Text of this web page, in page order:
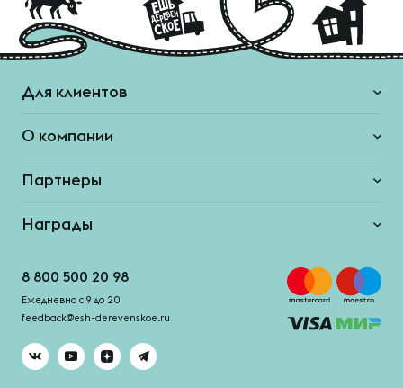
Для клиентов
О компании
Партнеры
Награды
8 800 500 20 98
Ежедневно с 9 до 20
feedback@esh-derevenskoe.ru